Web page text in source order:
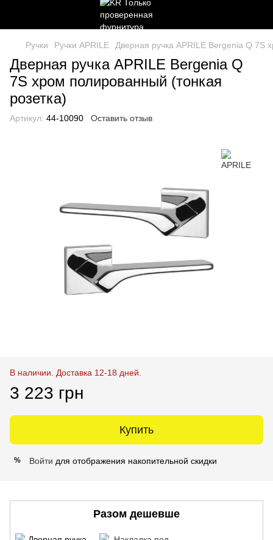
Ручки Ручки APRILE Дверная ручка APRILE Bergenia Q 7S
Дверная ручка APRILE Bergenia Q
7S хром полированный (тонкая
розетка)
Артикул: 44-10090 Оставить отзыв
В наличии. Доставка 12-18 дней.
3 223 грн
Купить
% Войти для отображения накопительной скидки
Разом дешевше